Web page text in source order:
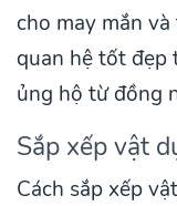
cho may mắn
quan hệ tốt đẹp
ủng hộ từ đồng
Sắp xếp vật
Cách sắp xếp